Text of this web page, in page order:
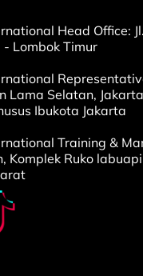
Head Office:
- Lombok Timur
Lama Selatan,
Ibukota Jakarta
Training &
Komplek Ruko